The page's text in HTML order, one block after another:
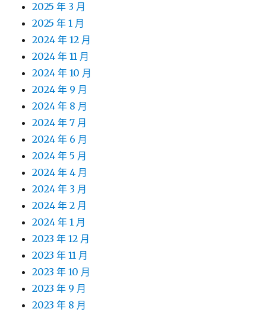
2025 年 3 月
2025 年 1 月
2024 年 12 月
2024 年 11 月
2024 年 10 月
2024 年 9 月
2024 年 8 月
2024 年 7 月
2024 年 6 月
2024 年 5 月
2024 年 4 月
2024 年 3 月
2024 年 2 月
2024 年 1 月
2023 年 12 月
2023 年 11 月
2023 年 10 月
2023 年 9 月
2023 年 8 月